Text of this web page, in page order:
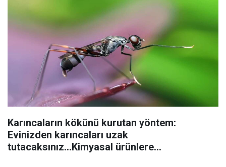
Karıncaların kökünü kurutan yöntem:
Evinizden karıncaları uzak
tutacaksınız...Kimyasal ürünlere